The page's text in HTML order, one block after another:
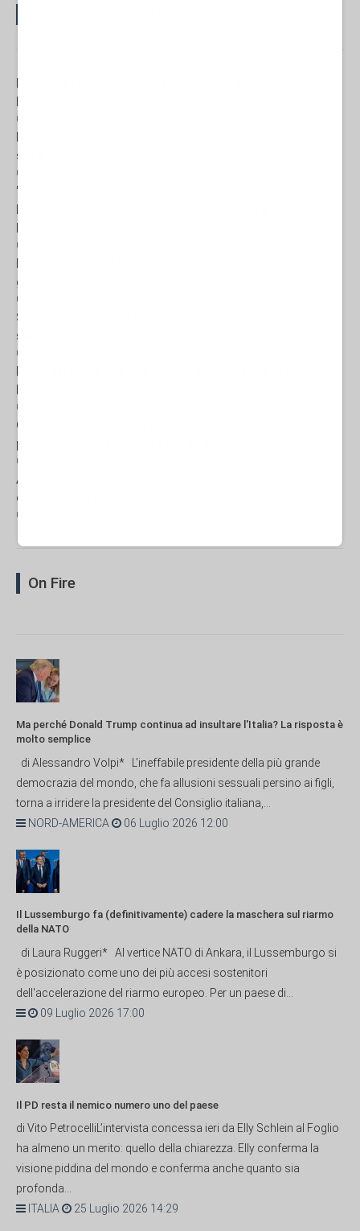
L'odio dei nazi-nazionalisti polacchi per i nazi-
banderisti ucraini
06 Agosto 2026 08:30
Il turismo di massa e i "risvegli" del Corriere della
sera
06 Agosto 2026 08:00
"Qualcuno ha qualche idea?": il surreale appello del
Pentagono su come continuare la guerra contro
l'Iran
05 Agosto 2026 18:00
Iran, Hormuz e il boom del petrolio: chi sta
guadagnando miliardi dalla crisi energetica
05 Agosto 2026 09:00
Striscia di Gaza, la tragedia dopo gli scavi: l'ultimo
saluto a 112 vittime ritrovate sotto i detriti
05 Agosto 2026 09:00
Dagli attacchi nel Mar Rosso allo Stretto di Hormuz:
le ore decisive della diplomazia Usa-Iran
05 Agosto 2026 09:00
Oltre 1.000 tesserati uccisi: la Federcalcio
palestinese attacca la FIFA su Israele
04 Agosto 2026 09:30
ANPI-UCEI, la resa dei vertici: Perché il comunicato
congiunto è uno schiaffo alla vera Resistenza
04 Agosto 2026 09:00
On Fire
Ma perché Donald Trump continua ad insultare l'Italia? La risposta è
molto semplice
di Alessandro Volpi* L'ineffabile presidente della più grande
democrazia del mondo, che fa allusioni sessuali persino ai figli,
torna a irridere la presidente del Consiglio italiana,...
NORD-AMERICA
06 Luglio 2026 12:00
Il Lussemburgo fa (definitivamente) cadere la maschera sul riarmo
della NATO
di Laura Ruggeri* Al vertice NATO di Ankara, il Lussemburgo si
è posizionato come uno dei più accesi sostenitori
dell'accelerazione del riarmo europeo. Per un paese di...
09 Luglio 2026 17:00
Il PD resta il nemico numero uno del paese
di Vito PetrocelliL’intervista concessa ieri da Elly Schlein al Foglio
ha almeno un merito: quello della chiarezza. Elly conferma la
visione piddina del mondo e conferma anche quanto sia
profonda...
ITALIA
25 Luglio 2026 14:29